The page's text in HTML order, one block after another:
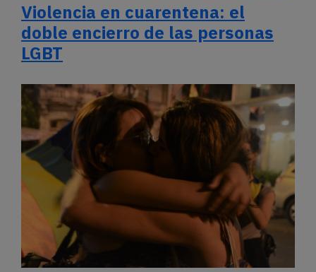
Violencia en cuarentena: el
doble encierro de las personas
LGBT